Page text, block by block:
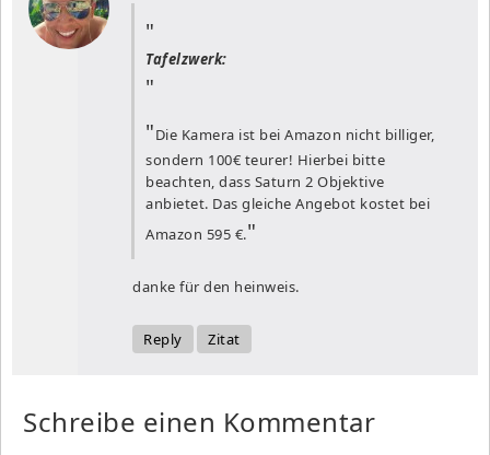
Tafelzwerk:
Die Kamera ist bei Amazon nicht billiger,
sondern 100€ teurer! Hierbei bitte
beachten, dass Saturn 2 Objektive
anbietet. Das gleiche Angebot kostet bei
Amazon 595 €.
danke für den heinweis.
Reply Zitat
Schreibe einen Kommentar